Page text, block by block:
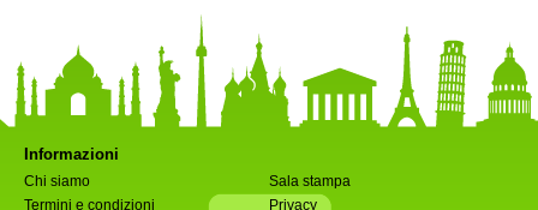
Informazioni
Chi siamo
Sala stampa
Termini e condizioni
Privacy